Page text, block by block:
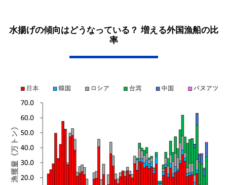
水揚げの傾向はどうなっている？ 増える外国漁船の比
率